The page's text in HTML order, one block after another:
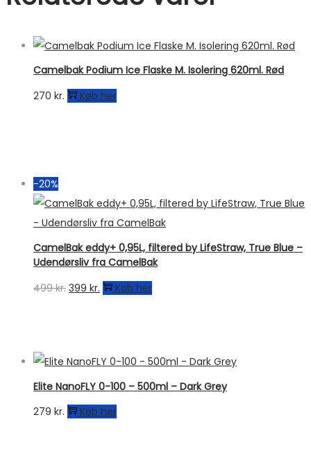
Camelbak Podium Ice Flaske M. Isolering 620ml. Rød
270 kr. Køb her
-20%
CamelBak eddy+ 0,95L, filtered by LifeStraw, True Blue –
Udendørsliv fra CamelBak
499kr. Den
499 kr..
399 kr. Den
399 kr..
Køb her
Elite NanoFLY 0-100 – 500ml – Dark Grey
279 kr. Køb her